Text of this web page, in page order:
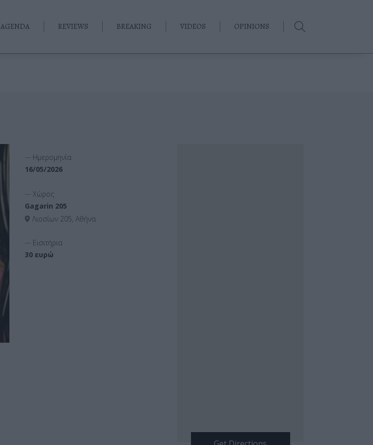
AGENDA REVIEWS BREAKING VIDEOS OPINIONS
Ημερομηνία
16/05/2026
Χώρος
Gagarin 205
Λιοσίων 205, Αθήνα
Εισιτήρια
30 ευρώ